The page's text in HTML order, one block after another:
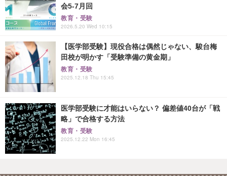
会5-7月回
教育・受験
2026.5.20 Wed 10:15
【医学部受験】現役合格は偶然じゃない、駿台梅
田校が明かす「受験準備の黄金期」
教育・受験
2025.12.18 Thu 15:45
医学部受験に才能はいらない？ 偏差値40台が「戦
略」で合格する方法
教育・受験
2025.12.22 Mon 16:45